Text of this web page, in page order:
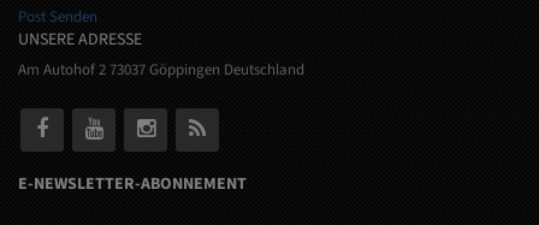
Post Senden
UNSERE ADRESSE
Am Autohof 2 73037 Göppingen Deutschland
E-NEWSLETTER-ABONNEMENT